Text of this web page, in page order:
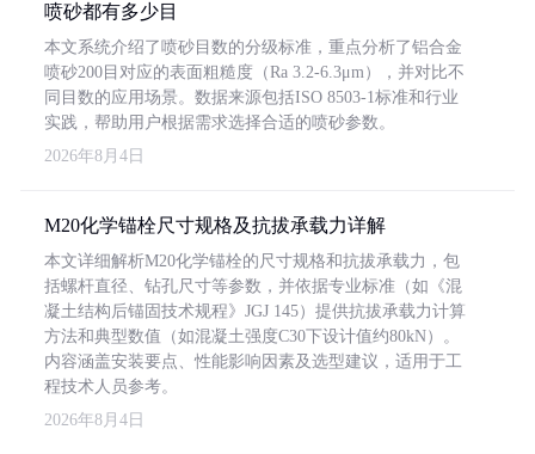
喷砂都有多少目
本文系统介绍了喷砂目数的分级标准，重点分析了铝合金
喷砂200目对应的表面粗糙度（Ra 3.2-6.3μm），并对比不
同目数的应用场景。数据来源包括ISO 8503-1标准和行业
实践，帮助用户根据需求选择合适的喷砂参数。
2026年8月4日
M20化学锚栓尺寸规格及抗拔承载力详解
本文详细解析M20化学锚栓的尺寸规格和抗拔承载力，包
括螺杆直径、钻孔尺寸等参数，并依据专业标准（如《混
凝土结构后锚固技术规程》JGJ 145）提供抗拔承载力计算
方法和典型数值（如混凝土强度C30下设计值约80kN）。
内容涵盖安装要点、性能影响因素及选型建议，适用于工
程技术人员参考。
2026年8月4日